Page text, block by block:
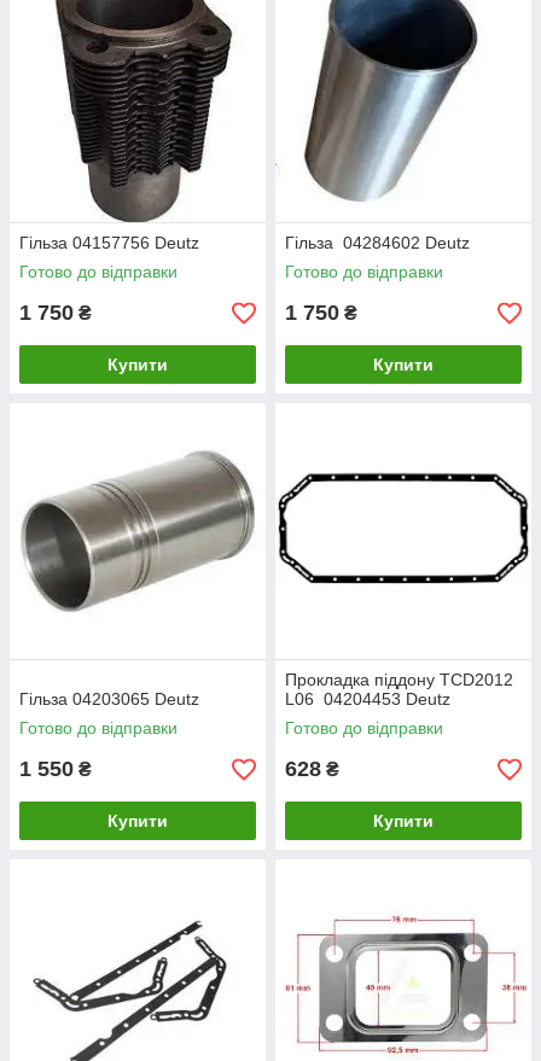
Гільза 04157756 Deutz
Готово до відправки
1 750 ₴
Купити
Гільза 04284602 Deutz
Готово до відправки
1 750 ₴
Купити
Гільза 04203065 Deutz
Готово до відправки
1 550 ₴
Купити
Прокладка піддону TCD2012
L06 04204453 Deutz
Готово до відправки
628 ₴
Купити